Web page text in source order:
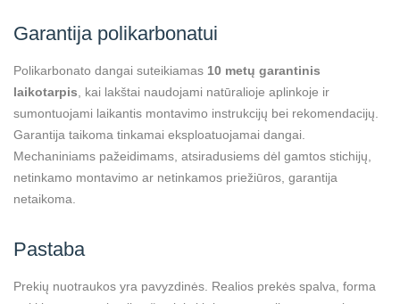
Garantija polikarbonatui
Polikarbonato dangai suteikiamas 10 metų garantinis
laikotarpis , kai lakštai naudojami natūralioje aplinkoje ir
sumontuojami laikantis montavimo instrukcijų bei rekomendacijų.
Garantija taikoma tinkamai eksploatuojamai dangai.
Mechaniniams pažeidimams, atsiradusiems dėl gamtos stichijų,
netinkamo montavimo ar netinkamos priežiūros, garantija
netaikoma.
Pastaba
Prekių nuotraukos yra pavyzdinės. Realios prekės spalva, forma